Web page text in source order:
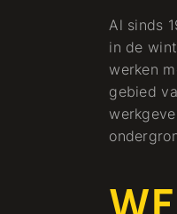
Al sinds
in de
werken
gebied